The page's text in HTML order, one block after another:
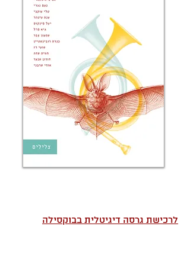
לרכישת גרסה דיגיטלית בבוקסילה